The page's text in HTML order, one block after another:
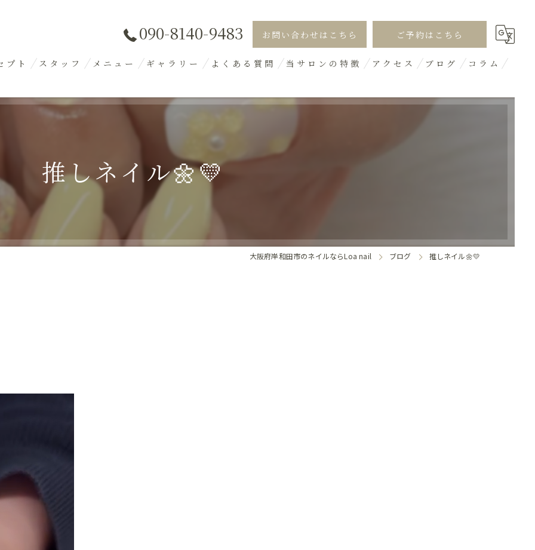
090-8140-9483 お問い合わせはこちら ご予約はこちら
プト スタッフ メニュー ギャラリー よくある質問 当サロンの特徴
シンプル
アクセス ブログ コラム
推しネイル🌼💛
大阪府岸和田市のネイルならLoa nail ブログ 推しネイル🌼💛